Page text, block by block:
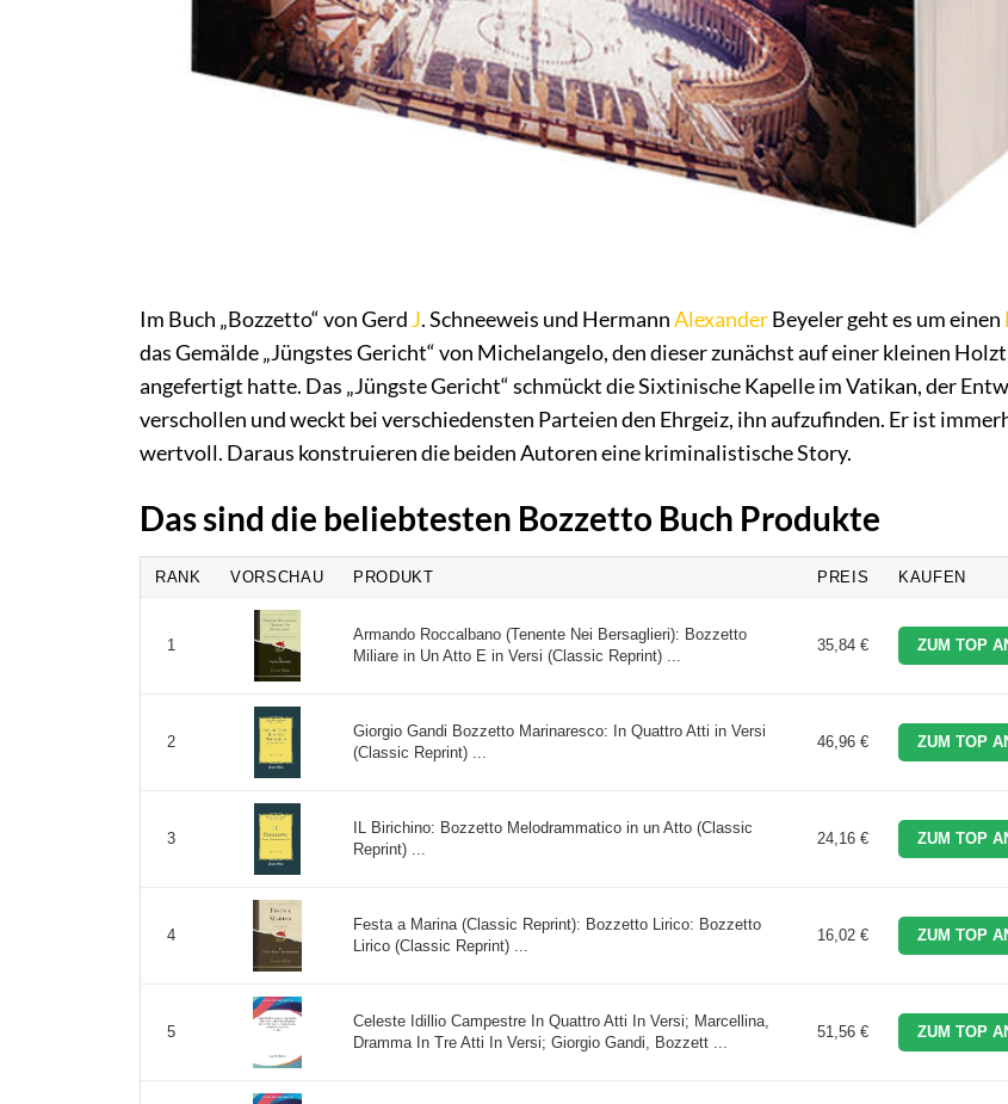
Im Buch „Bozzetto“ von Gerd J. Schneeweis und HermannAlexanderBeyeler geht es um einen
das Gemälde „Jüngstes Gericht“ von Michelangelo, den dieser zunächst auf einer kleinen
angefertigt hatte. Das „Jüngste Gericht“ schmückt die Sixtinische Kapelle im Vatikan, der
verschollen und weckt bei verschiedensten Parteien den Ehrgeiz, ihn aufzufinden. Er ist
wertvoll. Daraus konstruieren die beiden Autoren eine kriminalistische Story.
Das sind die beliebtesten Bozzetto Buch Produkte
RANK VORSCHAU PRODUKT PREIS KAUFEN
1
Armando Roccalbano (Tenente Nei Bersaglieri): Bozzetto
Miliare in Un Atto E in Versi (Classic Reprint) ...
35,84 € ZUM TOP
2
Giorgio Gandi Bozzetto Marinaresco: In Quattro Atti in Versi
(Classic Reprint) ...
46,96 € ZUM TOP
3
IL Birichino: Bozzetto Melodrammatico in un Atto (Classic
Reprint) ...
24,16 € ZUM TOP
4
Festa a Marina (Classic Reprint): Bozzetto Lirico: Bozzetto
Lirico (Classic Reprint) ...
16,02 € ZUM TOP
5
Celeste Idillio Campestre In Quattro Atti In Versi; Marcellina,
Dramma In Tre Atti In Versi; Giorgio Gandi, Bozzett ...
51,56 € ZUM TOP